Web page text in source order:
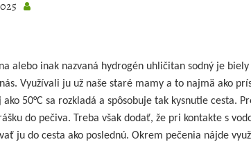
alebo inak nazvaná hydrogén uhličitan sodný je
Využívali ju už naše staré mamy a to najmä ako
50°C sa rozkladá a spôsobuje tak kysnutie cesta.
do pečiva. Treba však dodať, že pri kontakte s
ju do cesta ako poslednú. Okrem pečenia nájde